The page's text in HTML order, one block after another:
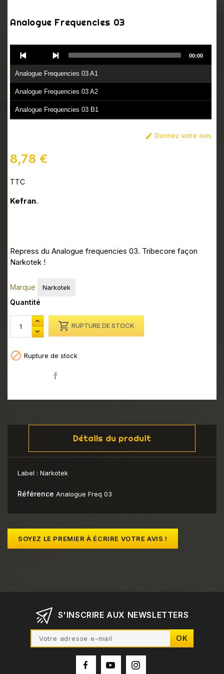
Analogue Frequencies 03
Player
Analogue Frequencies 03 A1
Analogue Frequencies 03 A2
Analogue Frequencies 03 B1
00:00
 Donnez votre avis
8,78 €
TTC
Kefran.
Repress du Analogue frequencies 03. Tribecore façon
Narkotek !
Marque Narkotek
Quantité
 RUPTURE DE STOCK
 Rupture de stock
Détails du produit
Label : Narkotek
Référence Analogue Freq 03
SOYEZ LE PREMIER À ÉCRIRE VOTRE AVIS !
S'INSCRIRE AUX NEWSLETTERS